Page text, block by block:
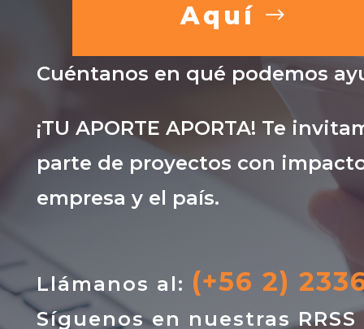
Aquí
Cuéntanos en qué podemos
¡TU APORTE APORTA! Te
parte de proyectos con
empresa y el país.
Llámanos al: (+56 2)
Síguenos en nuestras RRSS